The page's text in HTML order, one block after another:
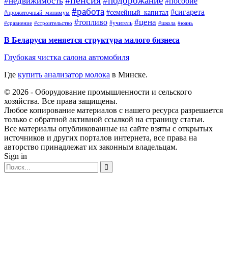
#прожиточный_минимум #работа #семейный_капитал #сигарета
#сравнение #строительство #топливо #учитель #цена #школа #юань
В Беларуси меняется структура малого бизнеса
Глубокая чистка салона автомобиля
Где купить анализатор молока в Минске.
© 2026 - Оборудование промышленности и сельского
хозяйства. Все права защищены.
Любое копирование материалов с нашего ресурса разрешается
только с обратной активной ссылкой на страницу статьи.
Все материалы опубликованные на сайте взяты с открытых
источников и других порталов интернета, все права на
авторство принадлежат их законным владельцам.
Sign in